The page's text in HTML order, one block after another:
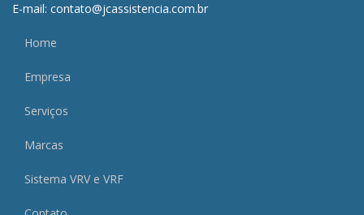
E-mail: contato@jcassistencia.com.br
Home
Empresa
Serviços
Marcas
Sistema VRV e VRF